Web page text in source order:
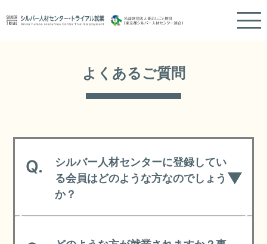
＞よくあるご質問
よくあるご質問
Q.
シルバー人材センターに登録してい
る会員はどのような方なのでしょう
か？